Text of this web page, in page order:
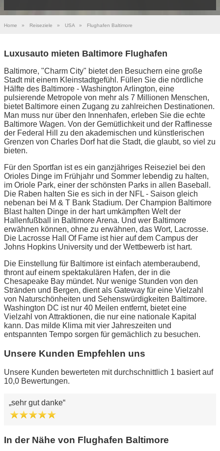
Home » Reiseziele » USA » Flughafen Baltimore
Luxusauto mieten Baltimore Flughafen
Baltimore, "Charm City" bietet den Besuchern eine große
Stadt mit einem Kleinstadtgefühl. Füllen Sie die nördliche
Hälfte des Baltimore - Washington Arlington, eine
pulsierende Metropole von mehr als 7 Millionen Menschen,
bietet Baltimore einen Zugang zu zahlreichen Destinationen.
Man muss nur über den Innenhafen, erleben Sie die echte
Baltimore Wagen. Von der Gemütlichkeit und der Raffinesse
der Federal Hill zu den akademischen und künstlerischen
Grenzen von Charles Dorf hat die Stadt, die glaubt, so viel zu
bieten.
Für den Sportfan ist es ein ganzjähriges Reiseziel bei den
Orioles Dinge im Frühjahr und Sommer lebendig zu halten,
im Oriole Park, einer der schönsten Parks in allen Baseball.
Die Raben halten Sie es sich in der NFL - Saison gleich
nebenan bei M & T Bank Stadium. Der Champion Baltimore
Blast halten Dinge in der hart umkämpften Welt der
Hallenfußball in Baltimore Arena. Und wer Baltimore
erwähnen können, ohne zu erwähnen, das Wort, Lacrosse.
Die Lacrosse Hall Of Fame ist hier auf dem Campus der
Johns Hopkins University und der Wettbewerb ist hart.
Die Einstellung für Baltimore ist einfach atemberaubend,
thront auf einem spektakulären Hafen, der in die
Chesapeake Bay mündet. Nur wenige Stunden von den
Stränden und Bergen, dient als Gateway für eine Vielzahl
von Naturschönheiten und Sehenswürdigkeiten Baltimore.
Washington DC ist nur 40 Meilen entfernt, bietet eine
Vielzahl von Attraktionen, die nur eine nationale Kapital
kann. Das milde Klima mit vier Jahreszeiten und
entspannten Tempo sorgen für gemächlich zu besuchen.
Unsere Kunden Empfehlen uns
Unsere Kunden bewerteten mit durchschnittlich 1 basiert auf
10,0 Bewertungen.
sehr gut danke
In der Nähe von Flughafen Baltimore